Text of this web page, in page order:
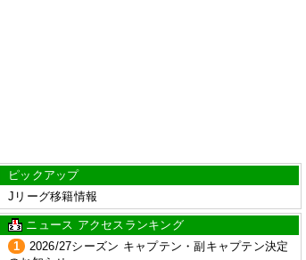
ピックアップ
Jリーグ移籍情報
ニュース アクセスランキング
1
2026/27シーズン キャプテン・副キャプテン決定